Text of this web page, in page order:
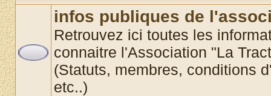
infos publiques de
Retrouvez ici toutes les
connaitre l'Association "La
(Statuts, membres, conditions
etc..)